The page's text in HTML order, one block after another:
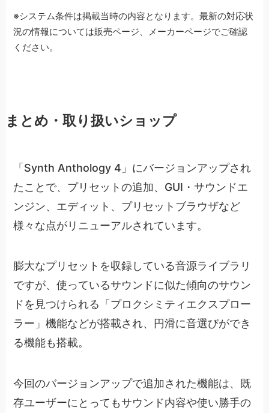
※システム条件は掲載当時の内容となります。最新の対応状
況の情報については販売ページ、メーカーページでご確認
ください。
まとめ・取り扱いショップ
「Synth Anthology 4」にバージョンアップされ
たことで、プリセットの追加、GUI・サウンドエ
ンジン、エディット、プリセットブラウザなど
様々な点がリニューアルされています。
膨大なプリセットを収録している音源ライブラリ
ですが、使っているサウンドに似た傾向のサウン
ドを見つけられる「プロクシミティエクスプロー
ラー」機能などが搭載され、円滑に音選びができ
る機能も搭載。
今回のバージョンアップで追加された機能は、既
存ユーザーにとってもサウンド内容や使い勝手の